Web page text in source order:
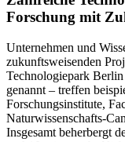
Forschung mit
Unternehmen und
zukunftsweisenden
Technologiepark
genannt – treffen
Forschungsinstitute,
Naturwissenschafts-
Insgesamt beherbergt